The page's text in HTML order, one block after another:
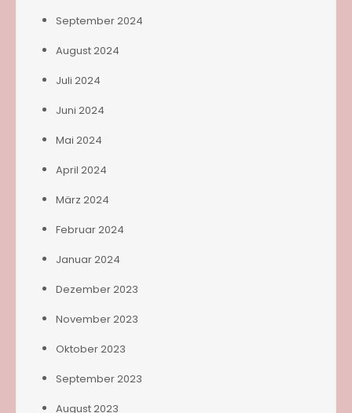
September 2024
August 2024
Juli 2024
Juni 2024
Mai 2024
April 2024
März 2024
Februar 2024
Januar 2024
Dezember 2023
November 2023
Oktober 2023
September 2023
August 2023